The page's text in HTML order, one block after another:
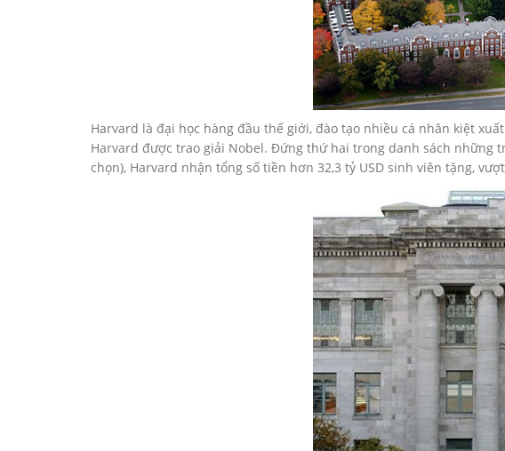
Harvard là đại học hàng đầu thế giới, đào tạo nhiều cá nhân kiệt
Harvard được trao giải Nobel. Đứng thứ hai trong danh sách những
chọn), Harvard nhận tổng số tiền hơn 32,3 tỷ USD sinh viên tặng,